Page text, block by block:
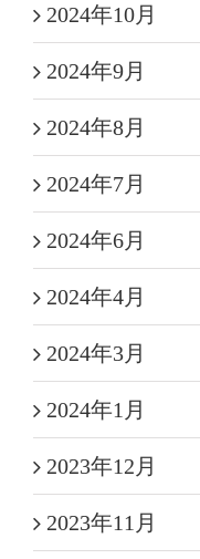
2024年10月
2024年9月
2024年8月
2024年7月
2024年6月
2024年4月
2024年3月
2024年1月
2023年12月
2023年11月